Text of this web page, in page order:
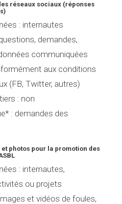
réseaux sociaux (réponses
: internautes
demandes,
communiquées
aux conditions
(FB, Twitter, autres)
: non
: demandes des
photos pour la promotion des
: internautes,
ou projets
et vidéos de foules,